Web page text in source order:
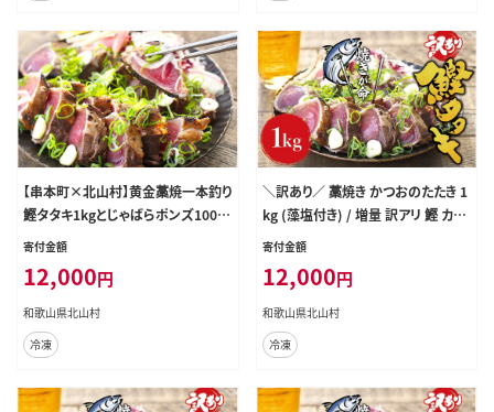
【串本町×北山村】黄金藁焼一本釣り
鰹タタキ1kgとじゃばらポンズ100m
lのセット【1か月以内に発送】 かつお
100C】
寄付金額
12,000円
和歌山県北山村
冷凍
＼訳あり／ 藁焼き かつおのたたき 1
kg (藻塩付き) / 増量 訳アリ 鰹 カツ
オ タタキ カツオのたたき 鰹のたたき
寄付金額
12,000円
和歌山県北山村
冷凍